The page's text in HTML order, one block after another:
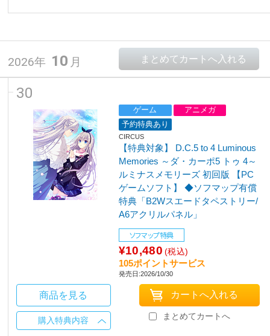
2026年 10 月
30
ゲーム
アニメガ
予約特典あり
CIRCUS
【特典対象】 D.C.5 to 4 Luminous
Memories ～ダ・カーポ5 トゥ 4～
ルミナスメモリーズ 初回版 【PC
ゲームソフト】 ◆ソフマップ有償
特典「B2Wスエードタペストリー/
A6アクリルパネル」
ソフマップ特典
¥10,480 (税込)
105ポイントサービス
発売日:2026/10/30
商品を見る
購入特典内容 まとめてカートへ